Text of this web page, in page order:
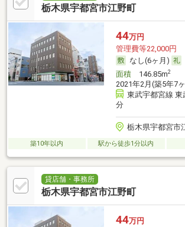
栃木県宇都宮市江野町
44万円
管理費等22,000円
なし(6ヶ月)
面積146.85m2
2021年2月(築5年7
東武宇都宮線 東
分
栃木県宇都宮市
築10年以内 駅から徒歩1分以内
貸店舗・事務所
栃木県宇都宮市江野町
44万円